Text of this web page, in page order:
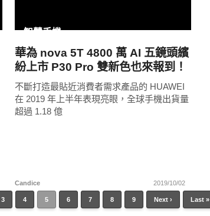
智慧手機
華為 nova 5T 4800 萬 AI 五鏡頭繽
紛上市 P30 Pro 雙新色也來報到！
不斷打造最貼近消費者需求產品的 HUAWEI
在 2019 年上半年表現亮眼，全球手機出貨量
超過 1.18 億
Candice 2019/10/02
3 4 5 6 7 8 9 Next › Last »